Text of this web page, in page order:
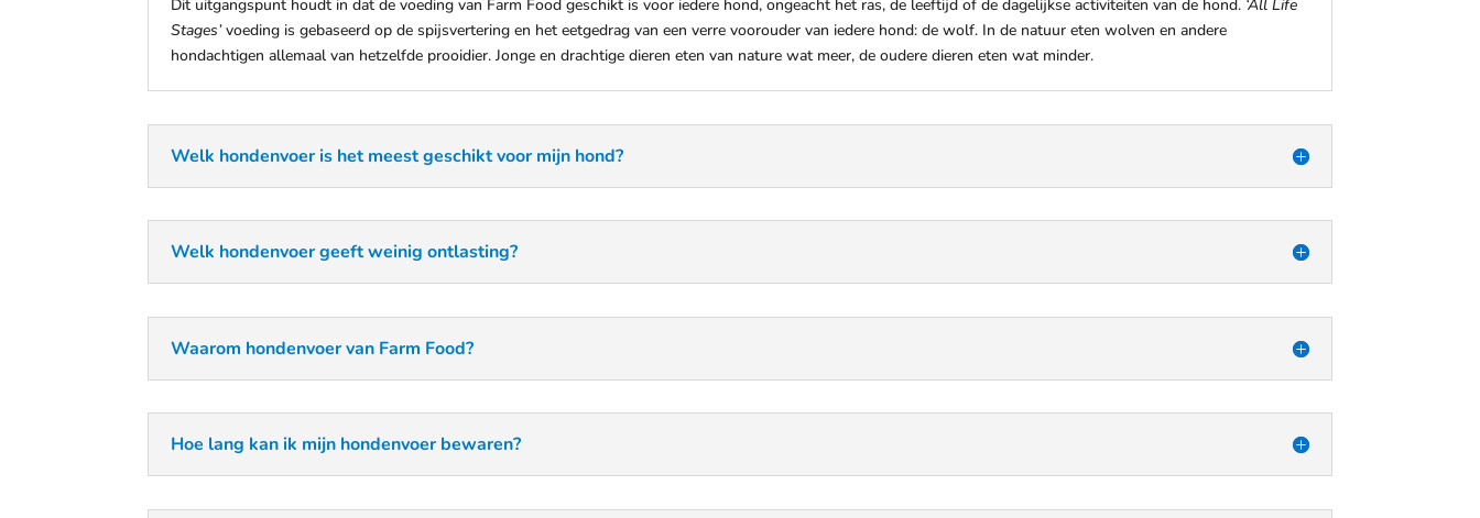
Dit uitgangspunt houdt in dat de voeding van Farm Food geschikt is voor iedere hond, ongeacht het ras, de leeftijd of de dagelijkse activiteiten van de hond. ‘All Life
Stages’voeding is gebaseerd op de spijsvertering en het eetgedrag van een verre voorouder van iedere hond: de wolf. In de natuur eten wolven en andere
hondachtigen allemaal van hetzelfde prooidier. Jonge en drachtige dieren eten van nature wat meer, de oudere dieren eten wat minder.
Welk hondenvoer is het meest geschikt voor mijn hond?
Welk hondenvoer geeft weinig ontlasting?
Waarom hondenvoer van Farm Food?
Hoe lang kan ik mijn hondenvoer bewaren?